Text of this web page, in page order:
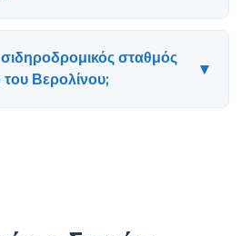
σταθμός
Βερολίνου;
▾